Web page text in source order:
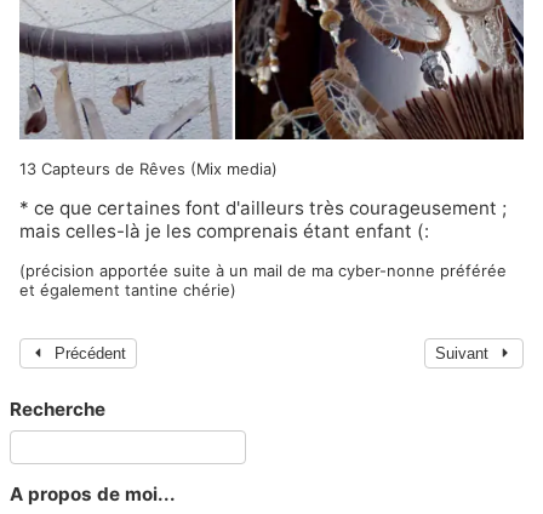
13 Capteurs de Rêves (Mix media)
* ce que certaines font d'ailleurs très courageusement ;
mais celles-là je les comprenais étant enfant (:
(précision apportée suite à un mail de ma cyber-nonne préférée
et également tantine chérie)
Précédent Suivant
Recherche
A propos de moi...